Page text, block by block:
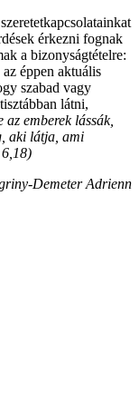
érkezni fognak
a bizonyságtételre:
éppen aktuális
szabad vagy
látni,
az emberek lássák,
aki látja, ami
Demeter Adrienn